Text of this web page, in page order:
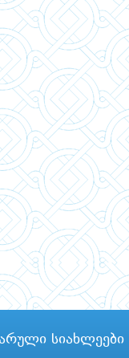
სიახლეები